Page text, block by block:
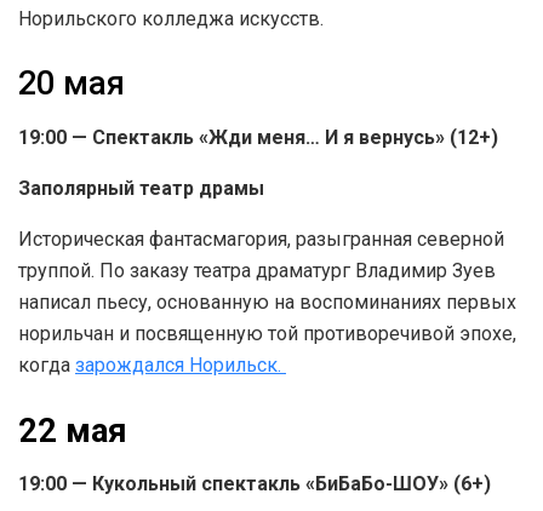
Норильского колледжа искусств.
20 мая
19:00 — Спектакль «Жди меня… И я вернусь» (12+)
Заполярный театр драмы
Историческая фантасмагория, разыгранная северной
труппой. По заказу театра драматург Владимир Зуев
написал пьесу, основанную на воспоминаниях первых
норильчан и посвященную той противоречивой эпохе,
когда зарождался Норильск.
22 мая
19:00 — Кукольный спектакль «БиБаБо-ШОУ» (6+)